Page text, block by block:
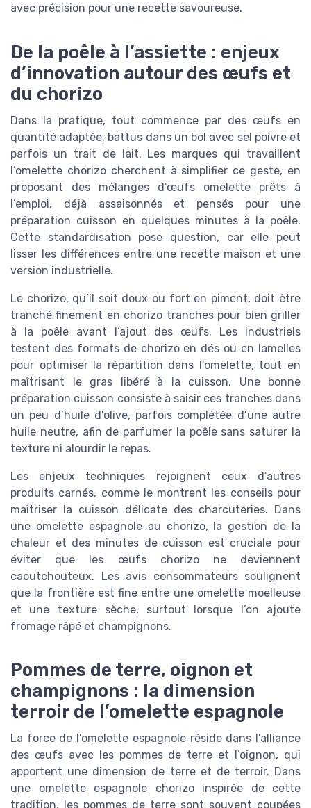
avec précision pour une recette savoureuse.
De la poêle à l’assiette : enjeux
d’innovation autour des œufs et
du chorizo
Dans la pratique, tout commence par des œufs en
quantité adaptée, battus dans un bol avec sel poivre et
parfois un trait de lait. Les marques qui travaillent
l’omelette chorizo cherchent à simplifier ce geste, en
proposant des mélanges d’œufs omelette prêts à
l’emploi, déjà assaisonnés et pensés pour une
préparation cuisson en quelques minutes à la poêle.
Cette standardisation pose question, car elle peut
lisser les différences entre une recette maison et une
version industrielle.
Le chorizo, qu’il soit doux ou fort en piment, doit être
tranché finement en chorizo tranches pour bien griller
à la poêle avant l’ajout des œufs. Les industriels
testent des formats de chorizo en dés ou en lamelles
pour optimiser la répartition dans l’omelette, tout en
maîtrisant le gras libéré à la cuisson. Une bonne
préparation cuisson consiste à saisir ces tranches dans
un peu d’huile d’olive, parfois complétée d’une autre
huile neutre, afin de parfumer la poêle sans saturer la
texture ni alourdir le repas.
Les enjeux techniques rejoignent ceux d’autres
produits carnés, comme le montrent les conseils pour
maîtriser la cuisson délicate des charcuteries. Dans
une omelette espagnole au chorizo, la gestion de la
chaleur et des minutes de cuisson est cruciale pour
éviter que les œufs chorizo ne deviennent
caoutchouteux. Les avis consommateurs soulignent
que la frontière est fine entre une omelette moelleuse
et une texture sèche, surtout lorsque l’on ajoute
fromage râpé et champignons.
Pommes de terre, oignon et
champignons : la dimension
terroir de l’omelette espagnole
La force de l’omelette espagnole réside dans l’alliance
des œufs avec les pommes de terre et l’oignon, qui
apportent une dimension de terre et de terroir. Dans
une omelette espagnole chorizo inspirée de cette
tradition, les pommes de terre sont souvent coupées